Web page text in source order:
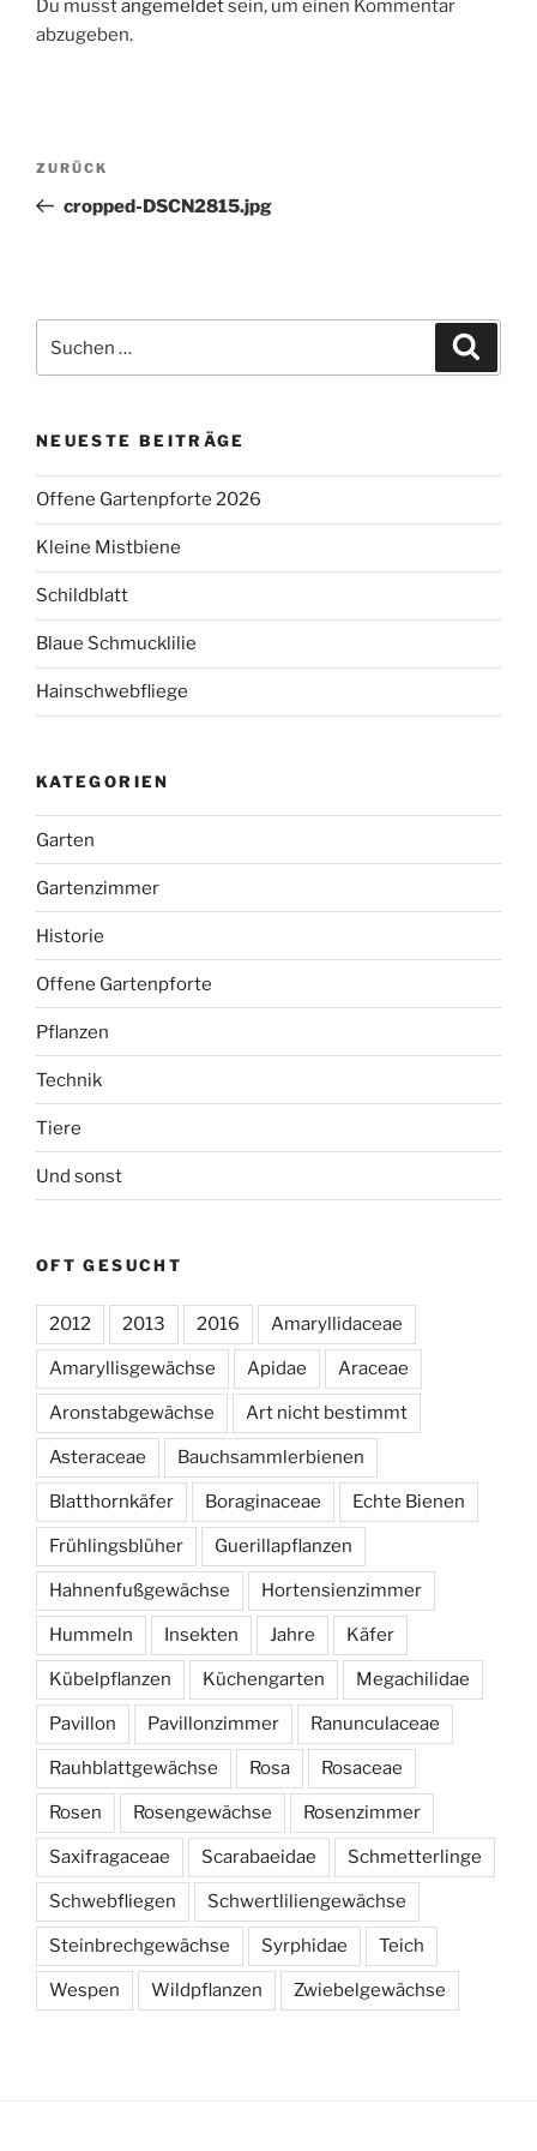
Du musstangemeldetsein, um einen Kommentar
abzugeben.
Beitragsnavigation
Vorheriger
Beitrag
ZURÜCK
cropped-DSCN2815.jpg
nach:
NEUESTE BEITRÄGE
Offene Gartenpforte 2026
Kleine Mistbiene
Schildblatt
Blaue Schmucklilie
Hainschwebfliege
KATEGORIEN
Garten
Gartenzimmer
Historie
Offene Gartenpforte
Pflanzen
Technik
Tiere
Und sonst
OFT GESUCHT
2012 2013 2016 Amaryllidaceae
Amaryllisgewächse Apidae Araceae
Aronstabgewächse Art nicht bestimmt
Asteraceae Bauchsammlerbienen
Blatthornkäfer Boraginaceae Echte Bienen
Frühlingsblüher Guerillapflanzen
Hahnenfußgewächse Hortensienzimmer
Hummeln Insekten Jahre Käfer
Kübelpflanzen Küchengarten Megachilidae
Pavillon Pavillonzimmer Ranunculaceae
Rauhblattgewächse Rosa Rosaceae
Rosen Rosengewächse Rosenzimmer
Saxifragaceae Scarabaeidae Schmetterlinge
Schwebfliegen Schwertliliengewächse
Steinbrechgewächse Syrphidae Teich
Wespen Wildpflanzen Zwiebelgewächse